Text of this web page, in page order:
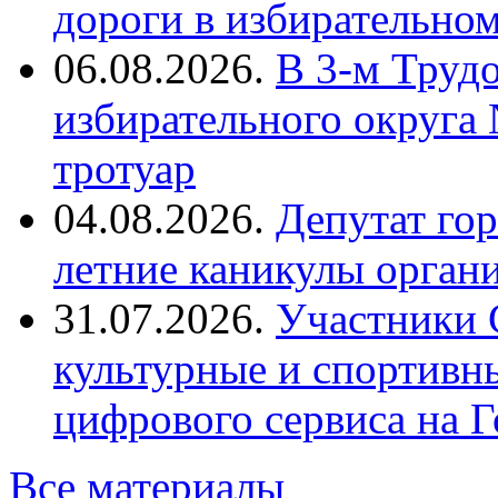
дороги в
06.08.2026. В 3-м
избирательного
тротуар
04.08.2026. Депутат
летние каникулы
31.07.2026.
культурные и
цифрового сервиса на
Все материалы